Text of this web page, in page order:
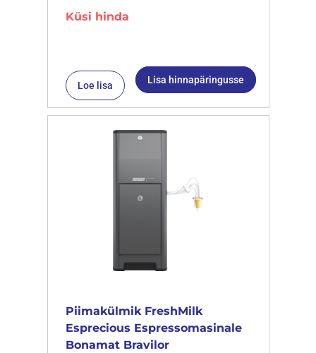
Küsi hinda
Loe lisa Lisa hinnapäringusse
Piimakülmik FreshMilk
Esprecious Espressomasinale
Bonamat Bravilor